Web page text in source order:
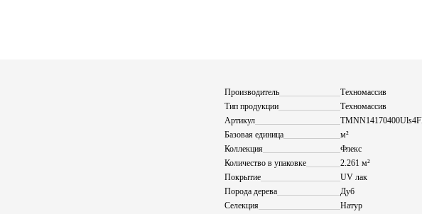
Производитель
Техномассив
Тип продукции
Техномассив
Артикул
Базовая единица
м²
Коллекция
Флекс
Количество в упаковке
2.261 м²
Покрытие
UV лак
Порода дерева
Дуб
Селекция
Натур